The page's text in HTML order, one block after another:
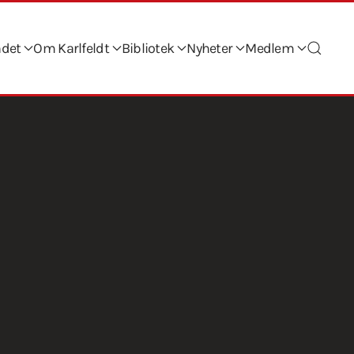
Om Karlfeldt Bibliotek Nyheter Medlem